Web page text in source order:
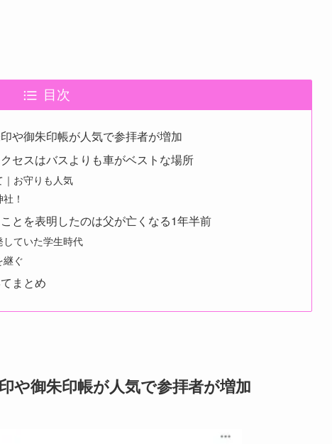
目次
や御朱印帳が人気で参拝者が増加
セスはバスよりも車がベストな場所
お守りも人気
！
とを表明したのは父が亡くなる1年半前
ていた学生時代
継ぐ
まとめ
や御朱印帳が人気で参拝者が増加